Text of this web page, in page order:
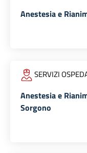
Anestesia e
SERVIZI
Anestesia e
Sorgono